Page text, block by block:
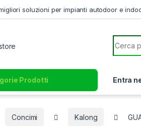
soluzioni per impianti autodoor e
Search
Prodotti Entra
Concimi Kalong